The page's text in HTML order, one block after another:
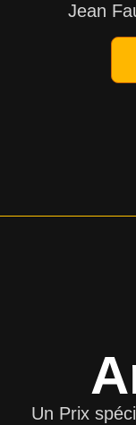
Jean
Un Prix